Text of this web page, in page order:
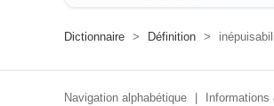
Dictionnaire > Définition >
Navigation alphabétique